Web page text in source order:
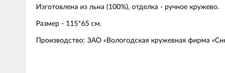
Изготовлена из льна (100%), отделка - ручное кружево.
Размер - 115*65 см.
Производство: ЗАО «Вологодская кружевная фирма